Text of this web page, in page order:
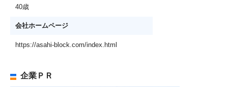
40歳
会社ホームページ
https://asahi-block.com/index.html
企業ＰＲ